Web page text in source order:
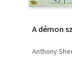
A démon
Anthony